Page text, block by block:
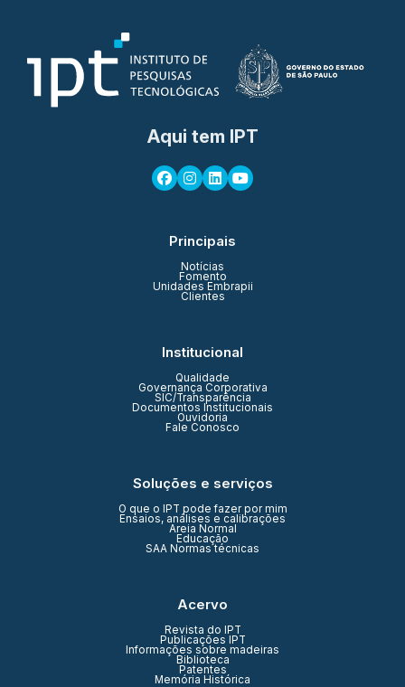
Aqui tem IPT
Principais
Notícias
Fomento
Unidades Embrapii
Clientes
Institucional
Qualidade
Governança Corporativa
SIC/Transparência
Documentos Institucionais
Ouvidoria
Fale Conosco
Soluções e serviços
O que o IPT pode fazer por mim
Ensaios, análises e calibrações
Areia Normal
Educação
SAA Normas técnicas
Acervo
Revista do IPT
Publicações IPT
Informações sobre madeiras
Biblioteca
Patentes
Memória Histórica